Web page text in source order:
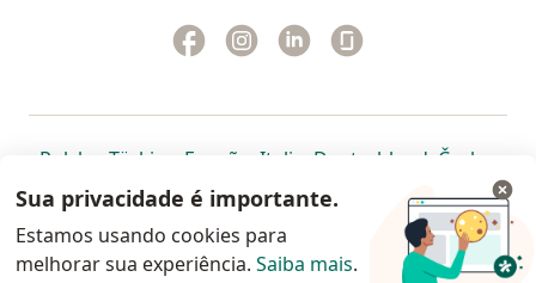
Facebook
abre num novo separador
Instagram
abre num novo separador
Linkedin
abre num novo
Polska abre num novo separador
Türkiye abre num novo separador
España abre num novo separador
Italia abre num novo
Deutschlandabre num
Česko
Portugal abre num novo separador
, México abre num novo separador
, abre num novo separador
Brasil abre num novoabre num
abre
Colombia abre num novo
www.doctoralia.com.br © 2026 - Agende agora sua
Sua privacidade é importante.
Estamos usando cookies para
melhorar sua experiência. Saiba mais.